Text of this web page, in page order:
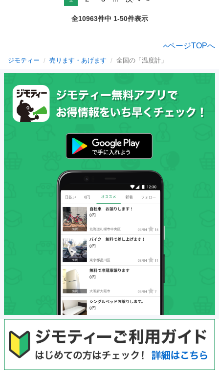
全10963件中 1-50件表示
ページTOPへ
ジモティー 売ります・あげます 全国の「温度計」